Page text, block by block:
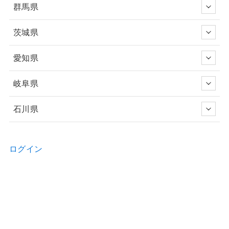
群馬県
茨城県
愛知県
岐阜県
石川県
ログイン